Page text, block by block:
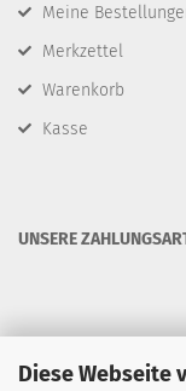
Diese Webseite
Meine
Merkzettel
Warenkorb
Kasse
​UNSERE